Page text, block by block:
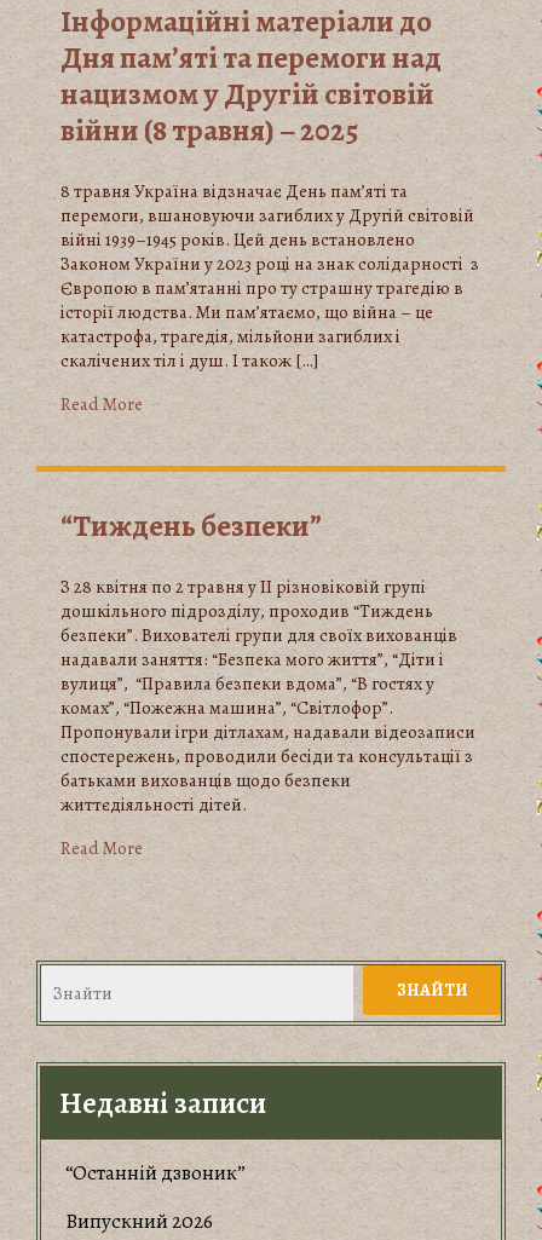
Інформаційні матеріали до
Дня пам’яті та перемоги над
нацизмом у Другій світовій
війни (8 травня) – 2025
8 травня Україна відзначає День пам’яті та
перемоги, вшановуючи загиблих у Другій світовій
війні 1939–1945 років. Цей день встановлено
Законом України у 2023 році на знак солідарності з
Європою в пам’ятанні про ту страшну трагедію в
історії людства. Ми пам’ятаємо, що війна – це
катастрофа, трагедія, мільйони загиблих і
скалічених тіл і душ. І також […]
Read More
“Тиждень безпеки”
З 28 квітня по 2 травня у ІІ різновіковій групі
дошкільного підрозділу, проходив “Тиждень
безпеки”. Вихователі групи для своїх вихованців
надавали заняття: “Безпека мого життя”, “Діти і
вулиця”, “Правила безпеки вдома”, “В гостях у
комах”, “Пожежна машина”, “Світлофор”.
Пропонували ігри дітлахам, надавали відеозаписи
спостережень, проводили бесіди та консультації з
батьками вихованців щодо безпеки
життєдіяльності дітей.
Read More
Недавні записи
“Останній дзвоник”
Випускний 2026